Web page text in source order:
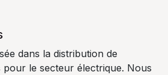
dans la distribution de
pour le secteur électrique. Nous